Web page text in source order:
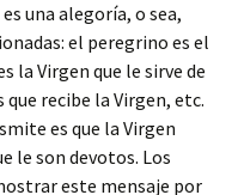
una alegoría, o sea,
el peregrino es el
la Virgen que le sirve de
recibe la Virgen, etc.
es que la Virgen
le son devotos. Los
este mensaje por